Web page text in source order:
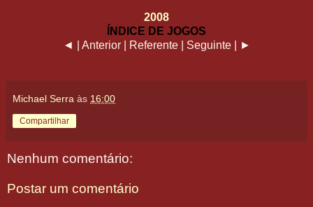
2008
ÍNDICE DE JOGOS
◄ | Anterior | Referente | Seguinte | ►
Michael Serra às 16:00
Compartilhar
Nenhum comentário:
Postar um comentário